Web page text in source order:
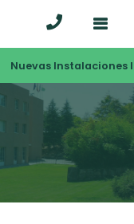
Nuevas Instalaciones